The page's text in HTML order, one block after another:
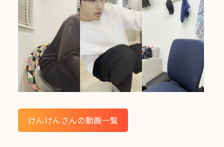
けんけんさんの動画一覧